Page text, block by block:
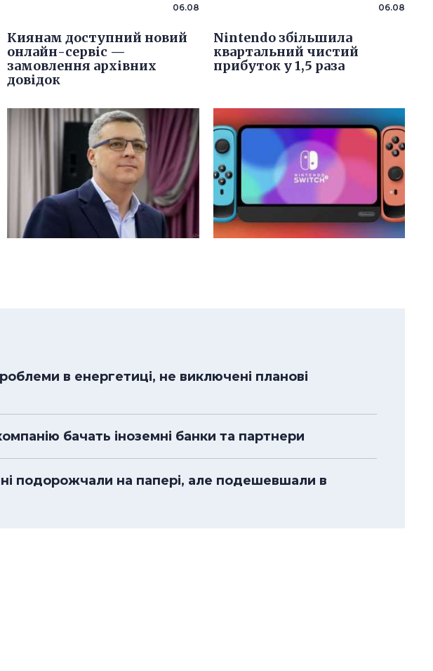
06.08
Киянам доступний новий
онлайн-сервіс —
замовлення архівних
довідок
06.08
Nintendo збільшила
квартальний чистий
прибуток у 1,5 раза
в енергетиці, не виключені планові
бачать іноземні банки та партнери
подорожчали на папері, але подешевшали в